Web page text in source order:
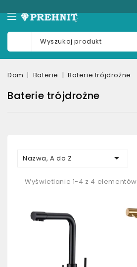
Dom Baterie Baterie trójdrożne
Baterie trójdrożne
Nazwa, A do Z 
Wyświetlanie 1-4 z 4 elementów